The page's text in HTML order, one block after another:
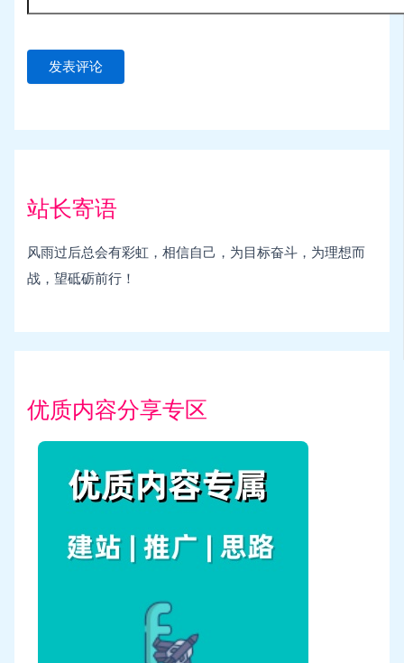
站长寄语
风雨过后总会有彩虹，相信自己，为目标奋斗，为理想而
战，望砥砺前行！
优质内容分享专区